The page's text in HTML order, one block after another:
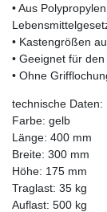
• Aus
• Kastengrößen
• Geeignet für
• Ohne
technische Daten:
Farbe: gelb
Länge: 400 mm
Breite: 300 mm
Höhe: 175 mm
Traglast: 35 kg
Auflast: 500 kg